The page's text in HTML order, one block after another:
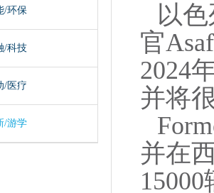
/环保
/科技
医疗
/游学
以
官
2024
并将
并在